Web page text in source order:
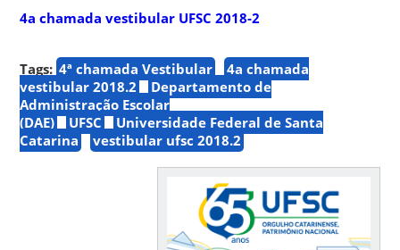
4a chamada vestibular UFSC 2018-2
Tags: 4ª chamada Vestibular
4a chamada
vestibular 2018.2
Departamento de
Administração Escolar
(DAE)
UFSC
Universidade Federal de Santa
Catarina
vestibular ufsc 2018.2